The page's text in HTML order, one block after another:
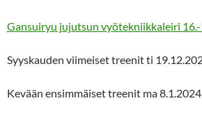
Gansuiryu jujutsun vyötekniikkaleiri
Syyskauden viimeiset treenit ti
Kevään ensimmäiset treenit ma 8.1.2024